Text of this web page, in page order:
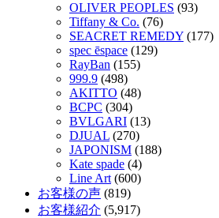
OLIVER PEOPLES (93)
Tiffany & Co. (76)
SEACRET REMEDY (177)
spec ēspace (129)
RayBan (155)
999.9 (498)
AKITTO (48)
BCPC (304)
BVLGARI (13)
DJUAL (270)
JAPONISM (188)
Kate spade (4)
Line Art (600)
お客様の声 (819)
お客様紹介 (5,917)